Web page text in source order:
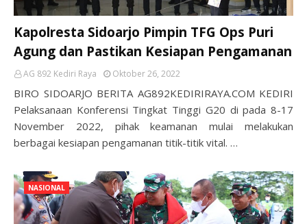
Kapolresta Sidoarjo Pimpin TFG Ops Puri
Agung dan Pastikan Kesiapan Pengamanan
AG 892 Kediri Raya Oktober 26, 2022
BIRO SIDOARJO BERITA AG892KEDIRIRAYA.COM KEDIRI
Pelaksanaan Konferensi Tingkat Tinggi G20 di pada 8-17
November 2022, pihak keamanan mulai melakukan
berbagai kesiapan pengamanan titik-titik vital. …
NASIONAL